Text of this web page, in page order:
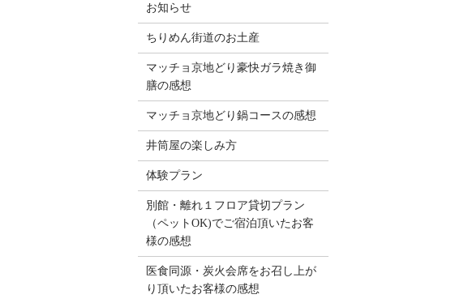
お知らせ
ちりめん街道のお土産
マッチョ京地どり豪快ガラ焼き御
膳の感想
マッチョ京地どり鍋コースの感想
井筒屋の楽しみ方
体験プラン
別館・離れ１フロア貸切プラン
（ペットOK)でご宿泊頂いたお客
様の感想
医食同源・炭火会席をお召し上が
り頂いたお客様の感想